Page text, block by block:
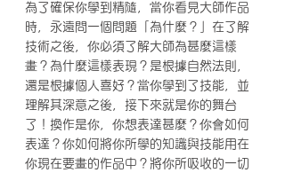
為了確保你學到精隨，當你看見大師作品
時，永遠問一個問題「為什麼？」在了解
技術之後，你必須了解大師為甚麼這樣
畫？為什麼這樣表現？是根據自然法則，
還是根據個人喜好？當你學到了技能，並
理解其深意之後，接下來就是你的舞台
了！換作是你，你想表達甚麼？你會如何
表達？你如何將你所學的知識與技能用在
你現在要畫的作品中？將你所吸收的一切